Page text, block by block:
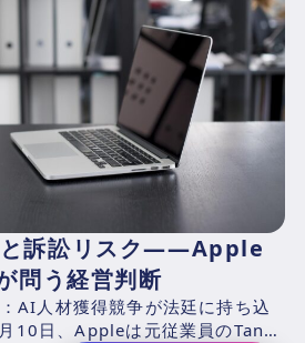
訴訟リスク――Apple
問う経営判断
AI人材獲得競争が法廷に持ち込
10日、Appleは元従業員のTang